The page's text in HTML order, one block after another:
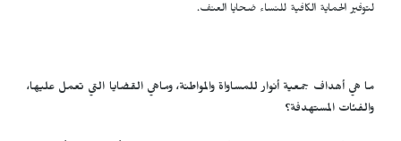
لتوفير الحماية الكافية للنساء ضحايا العنف.
ما هي أهداف جمعية أنوار للمساواة والمواطنة، وماهي القضايا التي تعمل عليها،
والفئات المستهدفة؟